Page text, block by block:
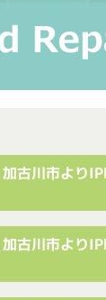
古川市より
古川市より